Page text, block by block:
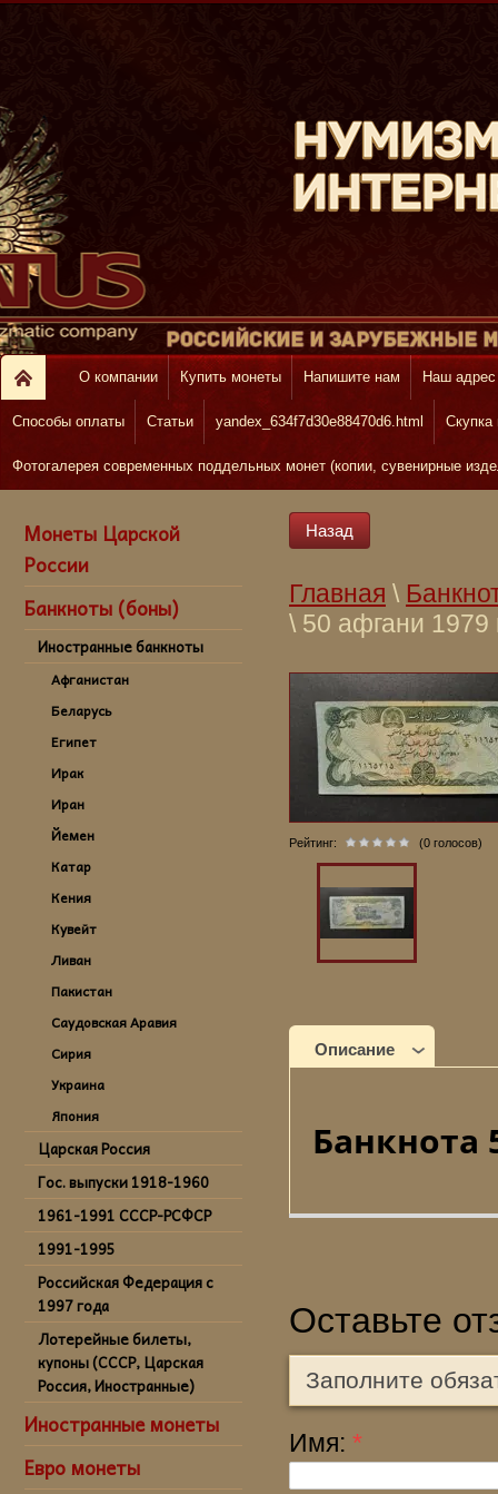
О компании Купить монеты Напишите нам Наш адрес
Способы оплаты Статьи yandex_634f7d30e88470d6.html Скупка
Фотогалерея современных поддельных монет (копии, сувенирные
Монеты Царской
России
Банкноты (боны)
Иностранные банкноты
Афганистан
Беларусь
Египет
Ирак
Иран
Йемен
Катар
Кения
Кувейт
Ливан
Пакистан
Саудовская Аравия
Сирия
Украина
Япония
Царская Россия
Гос. выпуски 1918-1960
1961-1991 СССР-РСФСР
1991-1995
Российская Федерация с
1997 года
Лотерейные билеты,
купоны (СССР, Царская
Россия, Иностранные)
Иностранные монеты
Евро монеты
Назад
Главная \
\ 50 афгани 1979
афгани 1979
купить
банкноты
1979 god
Sankt-
Рейтинг: (0 голосов)
Описание
Банкнота
Оставьте
Заполните
Имя: *